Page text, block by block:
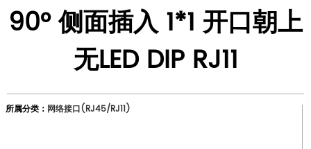
90° 侧面插入 1*1 开口朝上
无LED DIP RJ11
所属分类： 网络接口(RJ45/RJ11)